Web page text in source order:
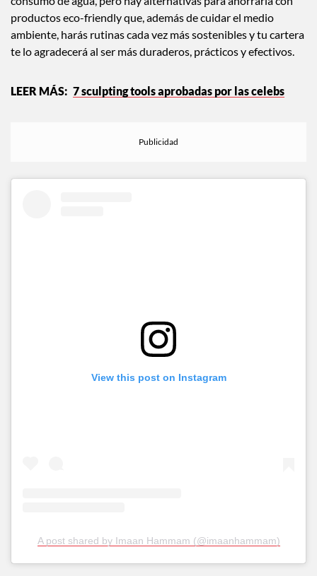
productos eco-friendly que, además de cuidar el medio
ambiente, harás rutinas cada vez más sostenibles y tu cartera
te lo agradecerá al ser más duraderos, prácticos y efectivos.
7 sculpting tools aprobadas por las celebs
View this post on Instagram
A post shared by Imaan Hammam (@imaanhammam)